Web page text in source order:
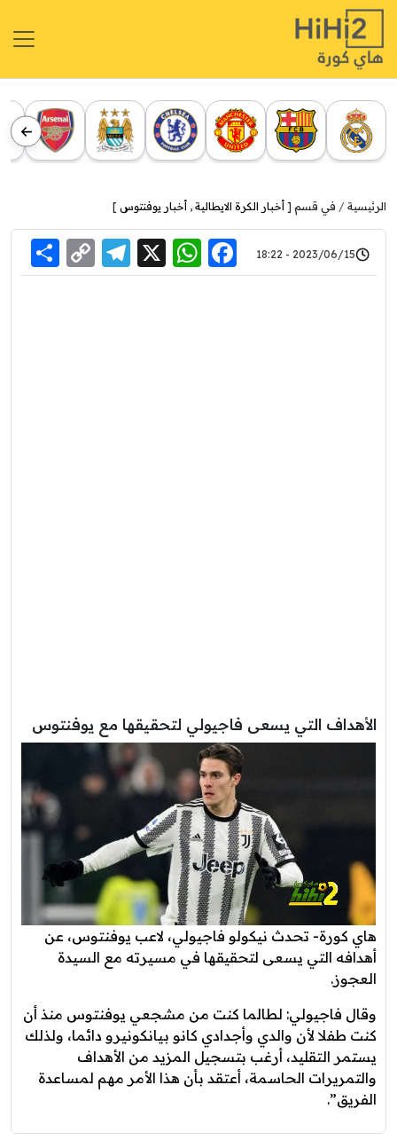
الرئيسية في قسم [ أخبار الكرة الايطالية , أخبار يوفنتوس ]
2023/06/15 - 18:22
Facebook
WhatsApp
X
Link
الأهداف التي يسعى فاجيولي لتحقيقها مع يوفنتوس
هاي كورة- تحدث نيكولو فاجيولي، لاعب يوفنتوس، عن
أهدافه التي يسعى لتحقيقها في مسيرته مع السيدة
العجوز.
وقال فاجيولي: لطالما كنت من مشجعي يوفنتوس منذ أن
كنت طفلا لأن والدي وأجدادي كانو بيانكونيرو دائما، ولذلك
يستمر التقليد، أرغب بتسجيل المزيد من الأهداف
والتمريرات الحاسمة، أعتقد بأن هذا الأمر مهم لمساعدة
الفريق”.